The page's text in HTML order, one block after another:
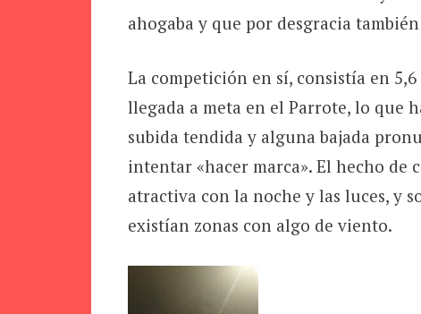
ahogaba y que por desgracia
La competición en sí, consistía en
llegada a meta en el Parrote, lo que
subida tendida y alguna bajada
intentar «hacer marca». El hecho de
atractiva con la noche y las luces, y
existían zonas con algo de viento.